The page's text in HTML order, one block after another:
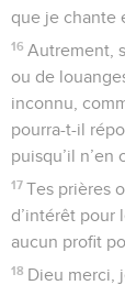
que je chante
16 Autrement,
ou de
inconnu,
pourra-t-il
puisqu’il n’en
17 Tes prières
d’intérêt pour
aucun profit
18 Dieu merci,